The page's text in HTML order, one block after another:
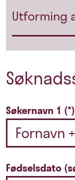
Utforming
Søkernavn 1
Fødselsdato